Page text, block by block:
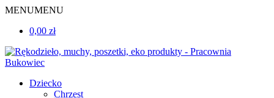
MENUMENU
0,00 zł
Dziecko
Chrzest